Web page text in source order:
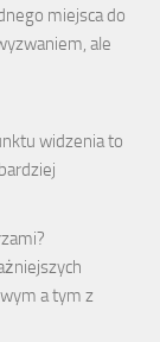
miejsca do
ale
widzenia to
a tym z